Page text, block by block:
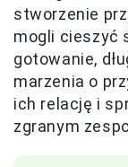
stworzenie
mogli cieszyć
gotowanie,
marzenia o
ich relację i
zgranym